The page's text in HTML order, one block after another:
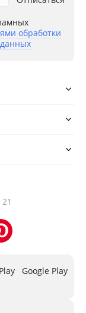
обработки
Google Play